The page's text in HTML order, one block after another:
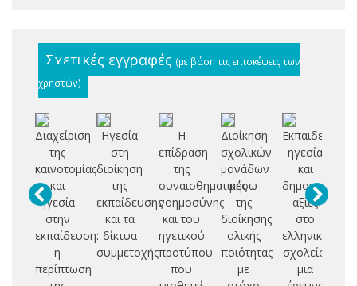
Σχετικές εγγραφές (με βάση τις επισκέψεις των
χρηστών)
Διαχείριση
της
καινοτομίας
και
ηγεσία
στην
εκπαίδευση:
η
περίπτωση
Ηγεσία
στη
διοίκηση
της
εκπαίδευσης
και τα
δίκτυα
συμμετοχής
Η
επίδραση
της
συναισθηματικής
νοημοσύνης
και του
ηγετικού
προτύπου
που
Διοίκηση
σχολικών
μονάδων
μέσω
της
διοίκησης
ολικής
ποιότητας
με
Εκπαιδευτική
ηγεσία
και
δημοκρατικές
αξίες
στο
ελληνικό
σχολείο:
μια